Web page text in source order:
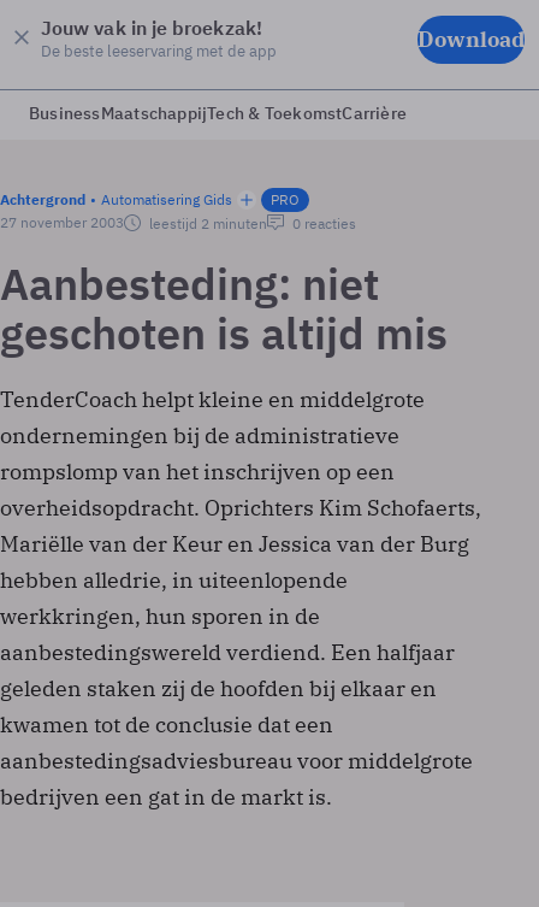
Jouw vak in je broekzak!
De beste leeservaring met de app Download
BusinessMaatschappijTech & ToekomstCarrière
Achtergrond Automatisering Gids
PRO
27 november 2003
leestijd 2 minuten 0 reacties
Aanbesteding: niet
geschoten is altijd mis
TenderCoach helpt kleine en middelgrote
ondernemingen bij de administratieve
rompslomp van het inschrijven op een
overheidsopdracht. Oprichters Kim Schofaerts,
Mariëlle van der Keur en Jessica van der Burg
hebben alledrie, in uiteenlopende
werkkringen, hun sporen in de
aanbestedingswereld verdiend. Een halfjaar
geleden staken zij de hoofden bij elkaar en
kwamen tot de conclusie dat een
aanbestedingsadviesbureau voor middelgrote
bedrijven een gat in de markt is.